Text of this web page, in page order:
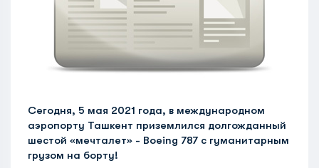
Сегодня, 5 мая 2021 года, в международном
аэропорту Ташкент приземлился долгожданный
шестой «мечталет» - Boeing 787 с гуманитарным
грузом на борту!